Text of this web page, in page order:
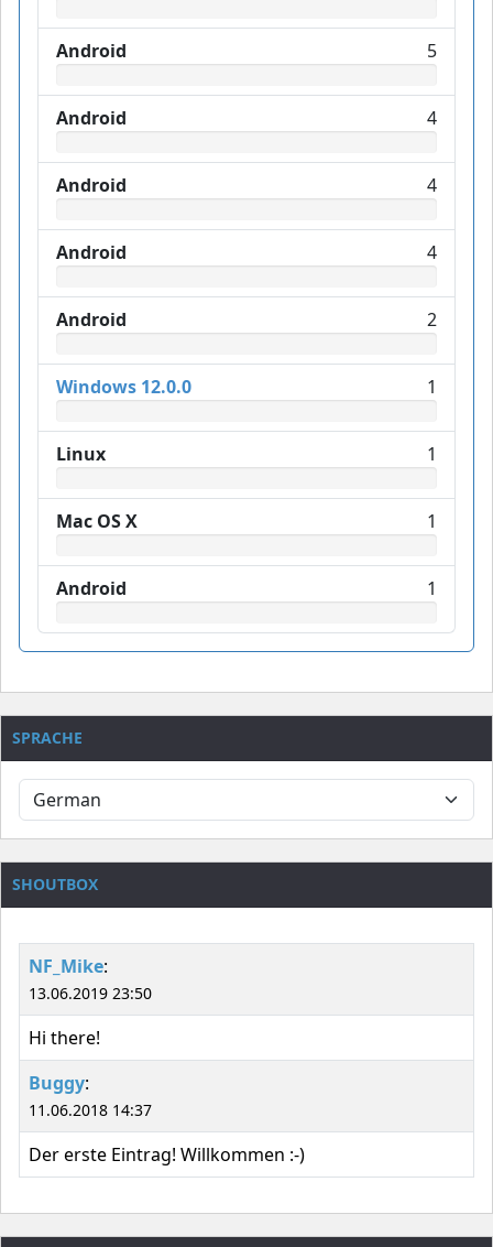
Android 5
Android 4
Android 4
Android 4
Android 2
Windows 12.0.0 1
Linux 1
Mac OS X 1
Android 1
SPRACHE
SHOUTBOX
NF_Mike:
13.06.2019 23:50
Hi there!
Buggy:
11.06.2018 14:37
Der erste Eintrag! Willkommen :-)